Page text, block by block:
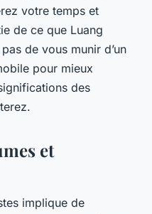
votre temps et
de ce que Luang
de vous munir d’un
pour mieux
des
et
implique de